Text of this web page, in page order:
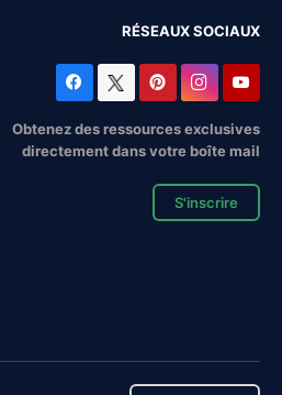
RÉSEAUX SOCIAUX
Obtenez des ressources exclusives
directement dans votre boîte mail
S'inscrire